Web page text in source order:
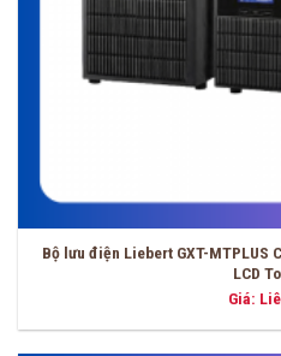
Bộ lưu điện Liebert GXT-MTPLUS
LCD
Giá: